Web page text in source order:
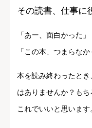
その読書、仕事に
「あー、面白かった」
「この本、つまらなか
本を読み終わったと
はありませんか？も
これでいいと思います